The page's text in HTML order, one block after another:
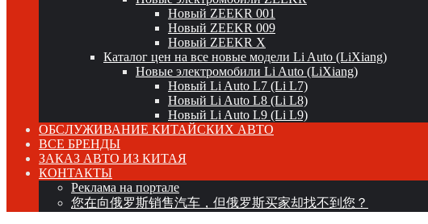
Новый ZEEKR 001
Новый ZEEKR 009
Новый ZEEKR X
Каталог цен на все новые модели Li Auto (LiXiang)
Новые электромобили Li Auto (LiXiang)
Новый Li Auto L7 (Li L7)
Новый Li Auto L8 (Li L8)
Новый Li Auto L9 (Li L9)
ОБСЛУЖИВАНИЕ КИТАЙСКИХ АВТО
ВСЕ БРЕНДЫ
ЗАКАЗ АВТО ИЗ КИТАЯ
КОНТАКТЫ
Реклама на портале
您在向俄罗斯销售汽车，但俄罗斯买家却找不到您？